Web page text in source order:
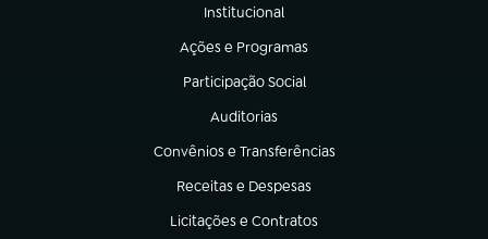
Institucional
(abre em nova aba)
Ações e Programas
(abre em nova aba)
Participação Social
(abre em nova aba)
Auditorias
(abre em nova aba)
Convênios e Transferências
(abre em nova aba)
Receitas e Despesas
(abre em nova aba)
Licitações e Contratos
(abre em nova aba)